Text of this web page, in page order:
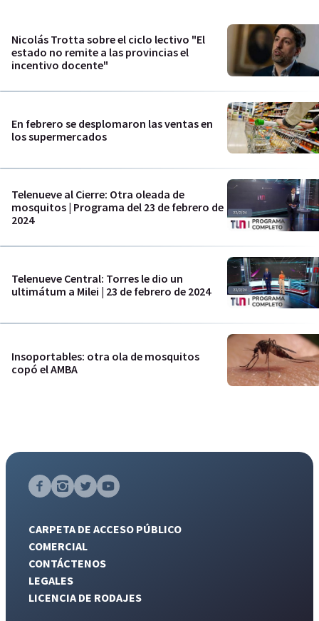
Nicolás Trotta sobre el ciclo lectivo "El
estado no remite a las provincias el
incentivo docente"
En febrero se desplomaron las ventas en
los supermercados
Telenueve al Cierre: Otra oleada de
mosquitos | Programa del 23 de febrero de
2024
Telenueve Central: Torres le dio un
ultimátum a Milei | 23 de febrero de 2024
Insoportables: otra ola de mosquitos
copó el AMBA
CARPETA DE ACCESO PÚBLICO
COMERCIAL
CONTÁCTENOS
LEGALES
LICENCIA DE RODAJES